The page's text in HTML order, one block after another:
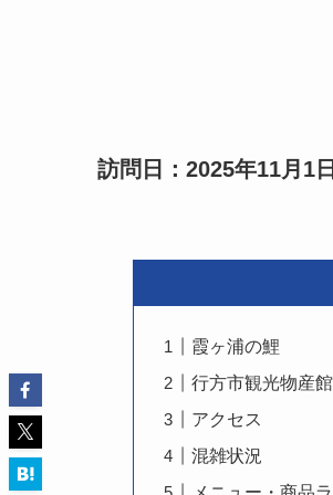
訪問日：2025年11月1
霞ヶ浦の鯉
行方市観光物産
アクセス
混雑状況